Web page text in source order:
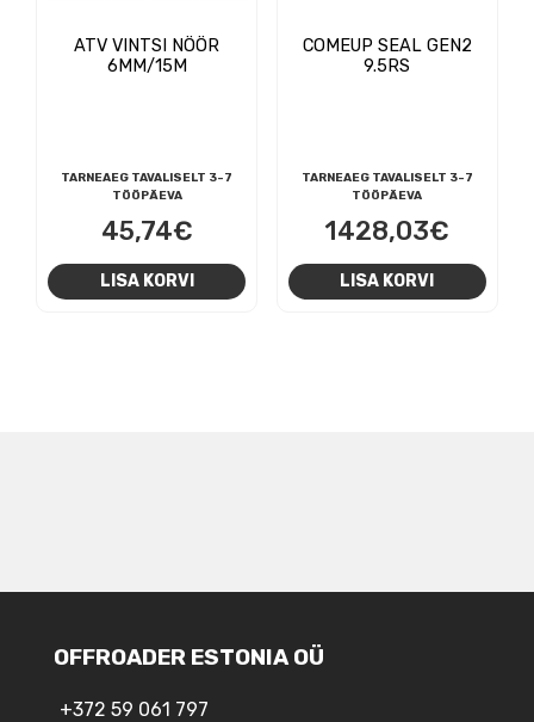
ATV VINTSI NÖÖR
6MM/15M
TARNEAEG TAVALISELT 3-7
TÖÖPÄEVA
45,74€
LISA KORVI
COMEUP SEAL GEN2
9.5RS
TARNEAEG TAVALISELT 3-7
TÖÖPÄEVA
1428,03€
LISA KORVI
OFFROADER ESTONIA OÜ
+372 59 061 797